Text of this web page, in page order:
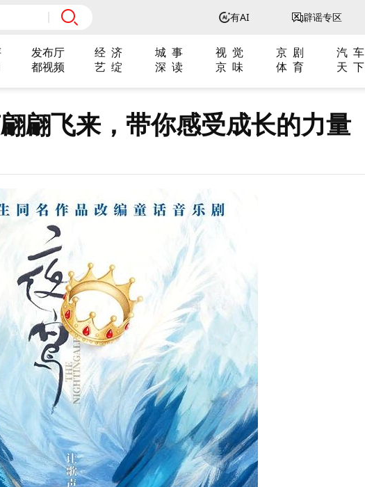
有AI 辟谣专区
发布厅 经 济 城 事 视 觉 京 剧 汽 车
都视频 艺 绽 深 读 京 味 体 育 天 下
翩飞来，带你感受成长的力量